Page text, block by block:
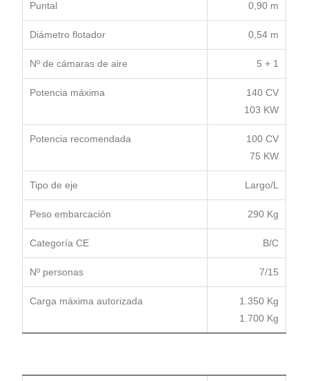
Puntal 0,90 m
Diámetro flotador 0,54 m
Nº de cámaras de aire 5 + 1
Potencia máxima
140 CV
103 KW
Potencia recomendada
100 CV
75 KW
Tipo de eje Largo/L
Peso embarcación 290 Kg
Categoría CE B/C
Nº personas 7/15
Carga máxima autorizada
1.350 Kg
1.700 Kg